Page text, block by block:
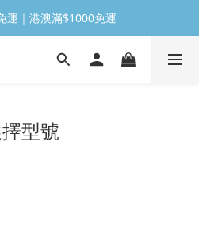
運｜港澳滿$1000免運
型號